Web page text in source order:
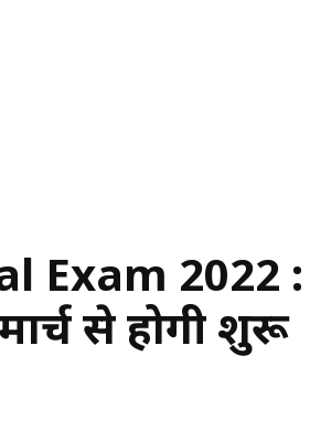
Exam 2022 :
मार्च से होगी शुरू